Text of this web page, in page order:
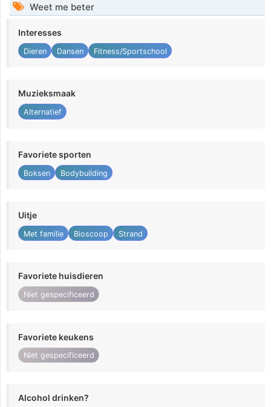
Weet me beter
Interesses
Dieren Dansen Fitness/Sportschool
Muzieksmaak
Alternatief
Favoriete sporten
Boksen Bodybuilding
Uitje
Met familie Bioscoop Strand
Favoriete huisdieren
Niet gespecificeerd
Favoriete keukens
Niet gespecificeerd
Alcohol drinken?